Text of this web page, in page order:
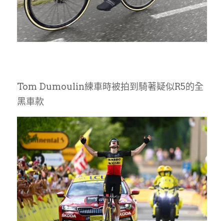
Tom Dumoulin練車時被拍到騎著疑似R5的全
黑車款